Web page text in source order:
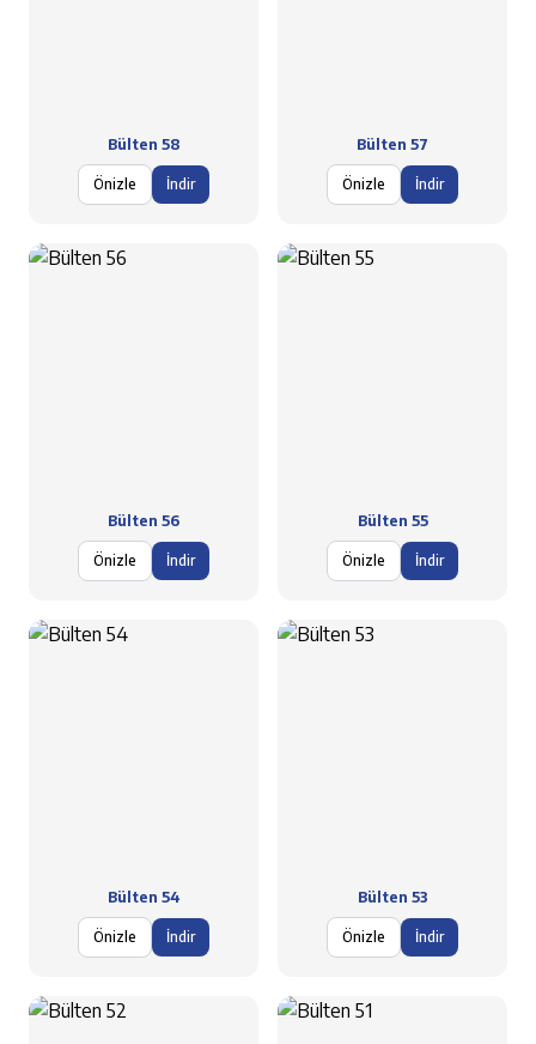
Bülten 58
Önizle İndir
Bülten 57
Önizle İndir
Bülten 56
Önizle İndir
Bülten 55
Önizle İndir
Bülten 54
Önizle İndir
Bülten 53
Önizle İndir